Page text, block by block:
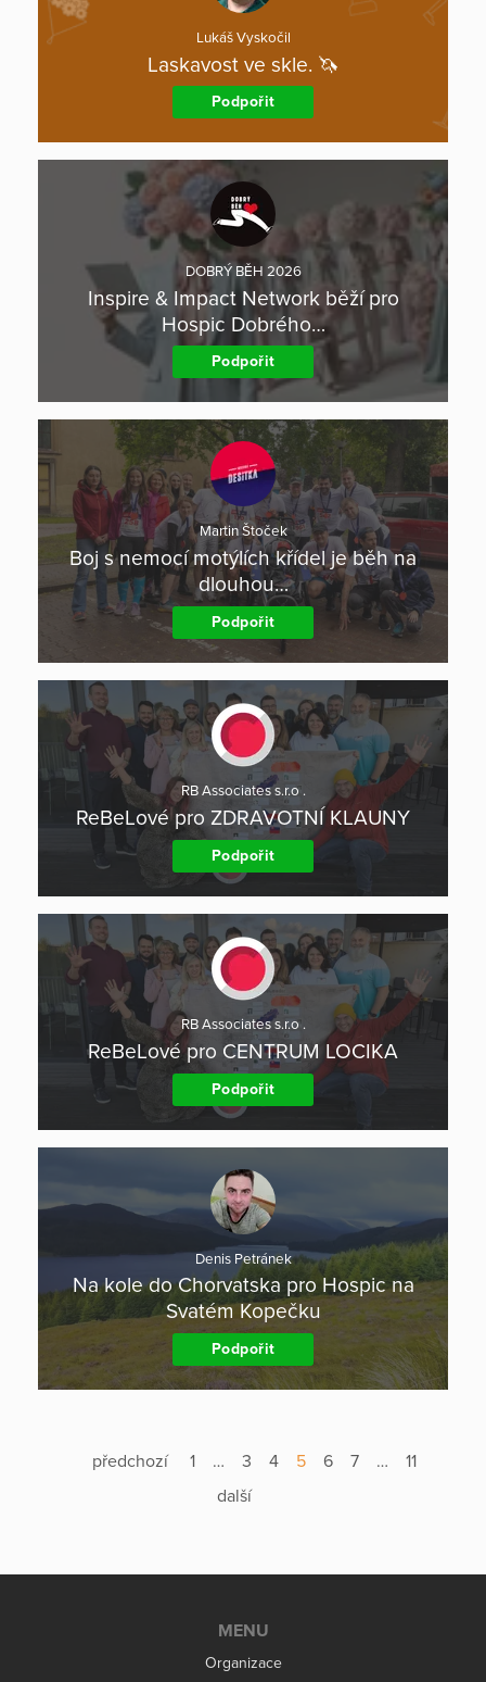
Lukáš Vyskočil
Laskavost ve skle. 🦄
Podpořit
DOBRÝ BĚH 2026
Inspire & Impact Network běží pro
Hospic Dobrého…
Podpořit
Martin Štoček
Boj s nemocí motýlích křídel je běh na
dlouhou…
Podpořit
RB Associates s.r.o .
ReBeLové pro ZDRAVOTNÍ KLAUNY
Podpořit
RB Associates s.r.o .
ReBeLové pro CENTRUM LOCIKA
Podpořit
Denis Petránek
Na kole do Chorvatska pro Hospic na
Svatém Kopečku
Podpořit
předchozí 1 … 3 4 5 6 7 …
11
další
MENU
Organizace